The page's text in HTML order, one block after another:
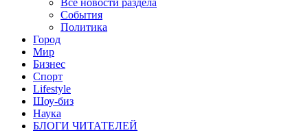
Все новости раздела
События
Политика
Город
Мир
Бизнес
Спорт
Lifestyle
Шоу-биз
Наука
БЛОГИ ЧИТАТЕЛЕЙ